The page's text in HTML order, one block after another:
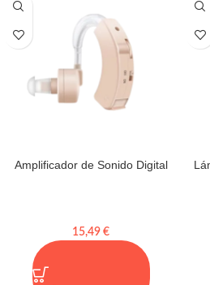
Amplificador de Sonido Digital
15,49 €